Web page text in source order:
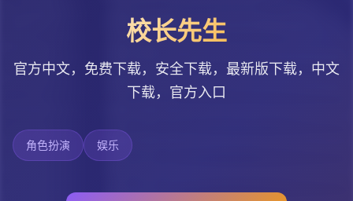
校长先生
官方中文，免费下载，安全下载，最新版下载，中文
下载，官方入口
角色扮演 娱乐